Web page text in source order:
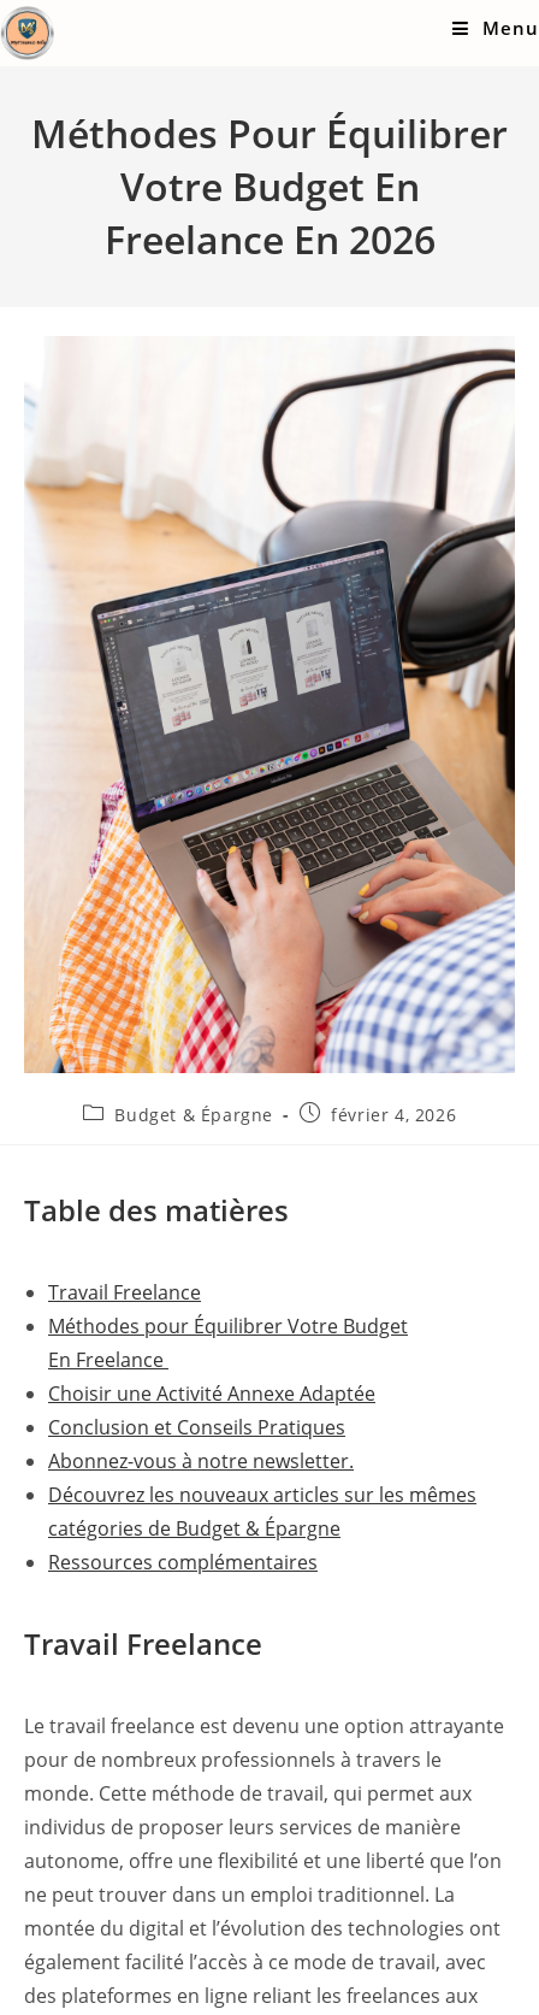
Skip
to
Menu
Méthodes Pour Équilibrer
Votre Budget En
Freelance En 2026
PostBudget & Épargne
Publication
février 4, 2026
Table des matières
Travail Freelance
Méthodes pour Équilibrer Votre Budget
En Freelance
Choisir une Activité Annexe Adaptée
Conclusion et Conseils Pratiques
Abonnez-vous à notre newsletter.
Découvrez les nouveaux articles sur les mêmes
catégories de Budget & Épargne
Ressources complémentaires
Travail Freelance
Le travail freelance est devenu une option attrayante
pour de nombreux professionnels à travers le
monde. Cette méthode de travail, qui permet aux
individus de proposer leurs services de manière
autonome, offre une flexibilité et une liberté que l’on
ne peut trouver dans un emploi traditionnel. La
montée du digital et l’évolution des technologies ont
également facilité l’accès à ce mode de travail, avec
des plateformes en ligne reliant les freelances aux